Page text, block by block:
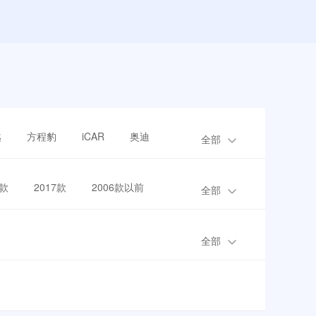
方程豹 iCAR 奥迪 全部
2017款 2006款以前 全部
全部